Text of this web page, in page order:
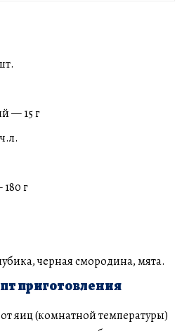
— 15 г
г
черная смородина, мята.
приготовления
яиц (комнатной температуры)